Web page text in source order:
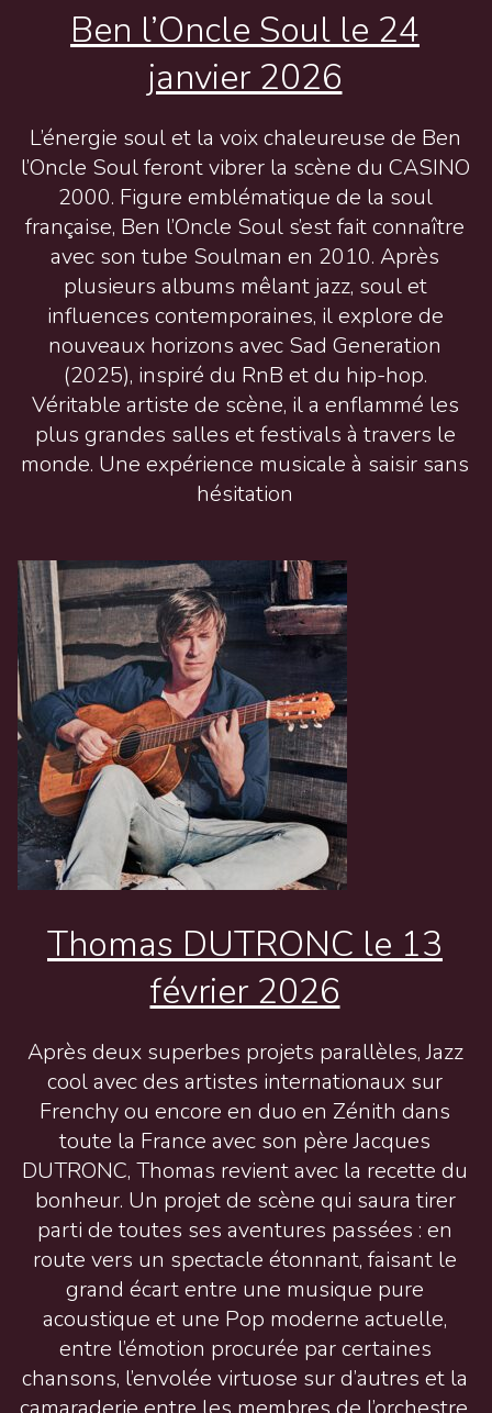
Ben l’Oncle Soul le 24
janvier 2026
L’énergie soul et la voix chaleureuse de Ben
l’Oncle Soul feront vibrer la scène du CASINO
2000. Figure emblématique de la soul
française, Ben l’Oncle Soul s’est fait connaître
avec son tube Soulman en 2010. Après
plusieurs albums mêlant jazz, soul et
influences contemporaines, il explore de
nouveaux horizons avec Sad Generation
(2025), inspiré du RnB et du hip-hop.
Véritable artiste de scène, il a enflammé les
plus grandes salles et festivals à travers le
monde. Une expérience musicale à saisir sans
hésitation
Thomas DUTRONC le 13
février 2026
Après deux superbes projets parallèles, Jazz
cool avec des artistes internationaux sur
Frenchy ou encore en duo en Zénith dans
toute la France avec son père Jacques
DUTRONC, Thomas revient avec la recette du
bonheur. Un projet de scène qui saura tirer
parti de toutes ses aventures passées : en
route vers un spectacle étonnant, faisant le
grand écart entre une musique pure
acoustique et une Pop moderne actuelle,
entre l’émotion procurée par certaines
chansons, l’envolée virtuose sur d’autres et la